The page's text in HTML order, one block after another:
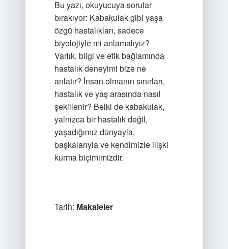
Bu yazı, okuyucuya sorular
bırakıyor: Kabakulak gibi yaşa
özgü hastalıkları, sadece
biyolojiyle mi anlamalıyız?
Varlık, bilgi ve etik bağlamında
hastalık deneyimi bize ne
anlatır? İnsan olmanın sınırları,
hastalık ve yaş arasında nasıl
şekillenir? Belki de kabakulak,
yalnızca bir hastalık değil,
yaşadığımız dünyayla,
başkalarıyla ve kendimizle ilişki
kurma biçimimizdir.
Tarih: Makaleler